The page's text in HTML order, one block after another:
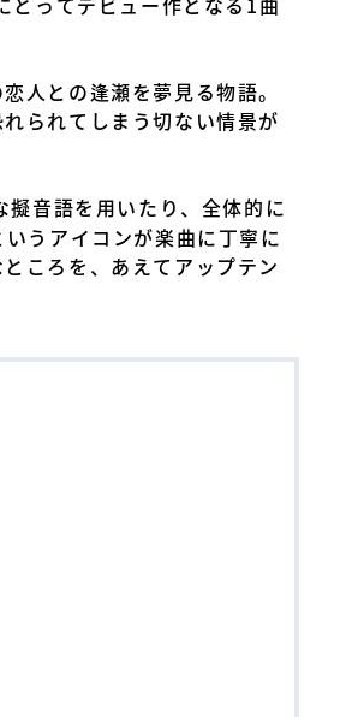
人との逢瀬を夢見る物語。
られてしまう切ない情景が
音語を用いたり、全体的に
うアイコンが楽曲に丁寧に
ころを、あえてアップテン